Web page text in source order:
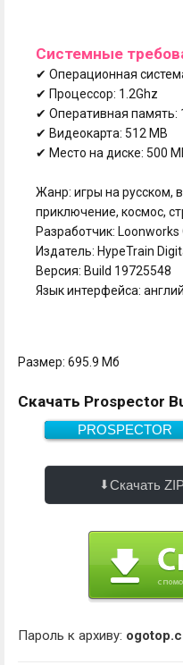
Системные
✔ Операционная
✔ Процессор: 1.2Ghz
✔ Оперативная память:
✔ Видеокарта: 512 MB
✔ Место на диске: 500
Жанр: игры на русском,
приключение, космос,
Разработчик: Loonworks
Издатель: HypeTrain
Версия: Build 19725548
Язык интерфейса:
Размер: 695.9 Мб
Скачать Prospector
PROSPECTOR
695.9 Мб
Скачать
Скачать
Пароль к архиву: